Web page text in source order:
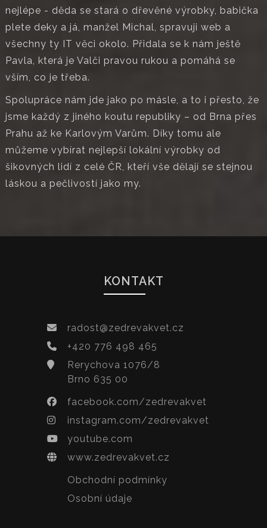
nejlépe - děda se stará o dřevěné výrobky, babička
plete deky a já, manžel Michal, spravuji web a
všechny ty IT věci okolo. Přidala se k nám ještě
Pavla, která je Valči pravou rukou a pomáhá se
vším, co je třeba.
Spolupráce nám jde jako po másle, a to i přesto, že
jsme každý z jiného koutu republiky – od Brna přes
Prahu až ke Karlovým Varům. Díky tomu ale
můžeme vybírat nejlepší lokální výrobky od
šikovných lidí z celé ČR, kteří vše dělají se stejnou
láskou a pečlivostí jako my.
KONTAKT
radost@zedrevakvet.cz
+420 776 498 465
Rerychova 1076/8
Brno 635 00
facebook.com/zedrevakvet
instagram.com/zedrevakvet
youtube.com
www.zedrevakvet.cz
Obchodní podmínky
Osobní údaje